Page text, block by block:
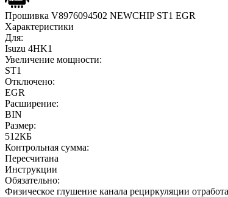
Прошивка V8976094502 NEWCHIP ST1 EGR
Характеристики
Для:
Isuzu 4HK1
Увеличение мощности:
ST1
Отключено:
EGR
Расширение:
BIN
Размер:
512КБ
Контрольная сумма:
Пересчитана
Инструкции
Обязательно:
Физическое глушение канала рециркуляции